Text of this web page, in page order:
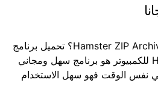
ما هو تحميل برنامج Hamster ZIP Archiver؟ تحميل برنامج
Hamster ZIP Archiver للكمبيوتر هو برنامج سهل ومجاني
نفس الوقت فهو سهل الاستخدام